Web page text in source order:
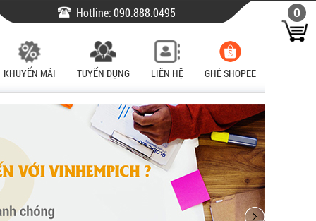
KHUYẾN MÃI TUYỂN DỤNG LIÊN HỆ GHÉ SHOPEE
Hotline:090.888.0495 0